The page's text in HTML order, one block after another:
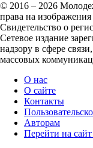
© 2016 – 2026
права на
Свидетельство о
Сетевое издание
надзору в сфере
массовых
О нас
О сайте
Контакты
Авторам
Перейти на